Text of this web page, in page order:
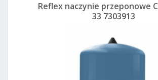
Reflex naczynie przeponowe
33 7303913